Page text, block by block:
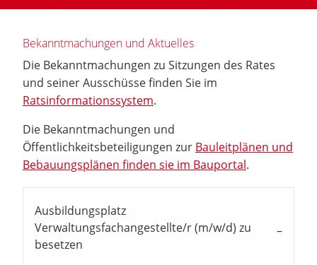
Bekanntmachungen und Aktuelles
Die Bekanntmachungen zu Sitzungen des Rates
und seiner Ausschüsse finden Sie im
Ratsinformationssystem.
Die Bekanntmachungen und
Öffentlichkeitsbeteiligungen zur Bauleitplänen und
Bebauungsplänen finden sie im Bauportal.
Ausbildungsplatz
Verwaltungsfachangestellte/r (m/w/d) zu
besetzen